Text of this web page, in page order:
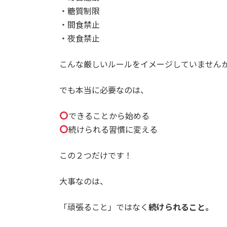
・糖質制限
・間食禁止
・夜食禁止
こんな厳しいルールをイメージしていません
でも本当に必要なのは、
できることから始める
続けられる習慣に変える
この２つだけです！
大事なのは、
「頑張ること」ではなく 続けられること。